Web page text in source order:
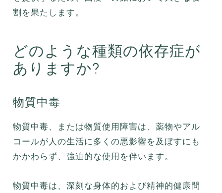
割を果たします。
どのような種類の依存症が
ありますか?
物質中毒
物質中毒、または物質使用障害は、薬物やアル
コールが人の生活に多くの悪影響を及ぼすにも
かかわらず、強迫的な使用を伴います。
物質中毒は、深刻な身体的および精神的健康問